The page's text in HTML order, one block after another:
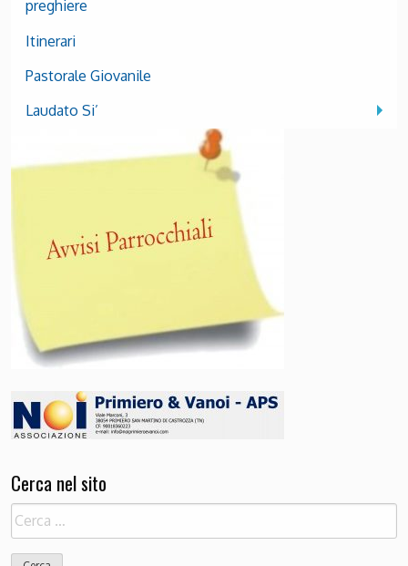
preghiere
Itinerari
Pastorale Giovanile
Laudato Si’
Cerca nel sito
Ricerca
per: